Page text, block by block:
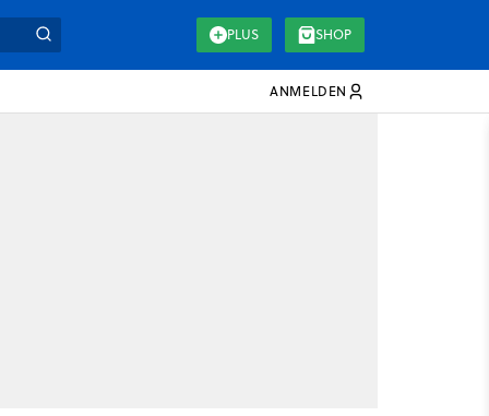
PLUS SHOP
ANMELDEN